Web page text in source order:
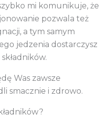
mi komunikuje, że
pozwala też
a tym samym
jedzenia dostarczysz
Was zawsze
smacznie i zdrowo.